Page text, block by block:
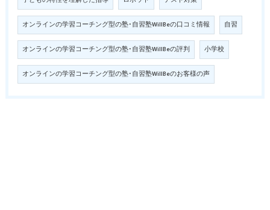
オンラインの学習コーチング型の塾･自習塾WillBeの口コミ情報 自習
オンラインの学習コーチング型の塾･自習塾WillBeの評判 小学校
オンラインの学習コーチング型の塾･自習塾WillBeのお客様の声